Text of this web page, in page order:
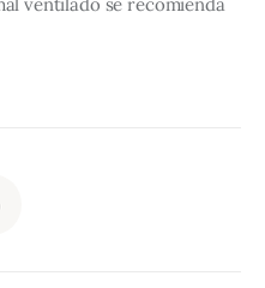
ventilado se recomienda